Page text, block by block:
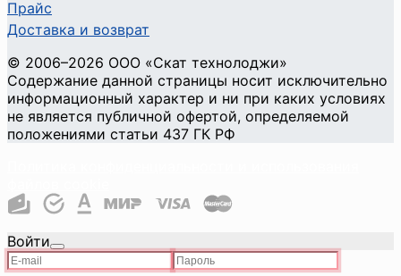
Прайс
Доставка и возврат
© 2006–2026 ООО «Скат технолоджи»
Содержание данной страницы носит исключительно
информационный характер и ни при каких условиях
не является публичной офертой, определяемой
положениями статьи 437 ГК РФ
Войти